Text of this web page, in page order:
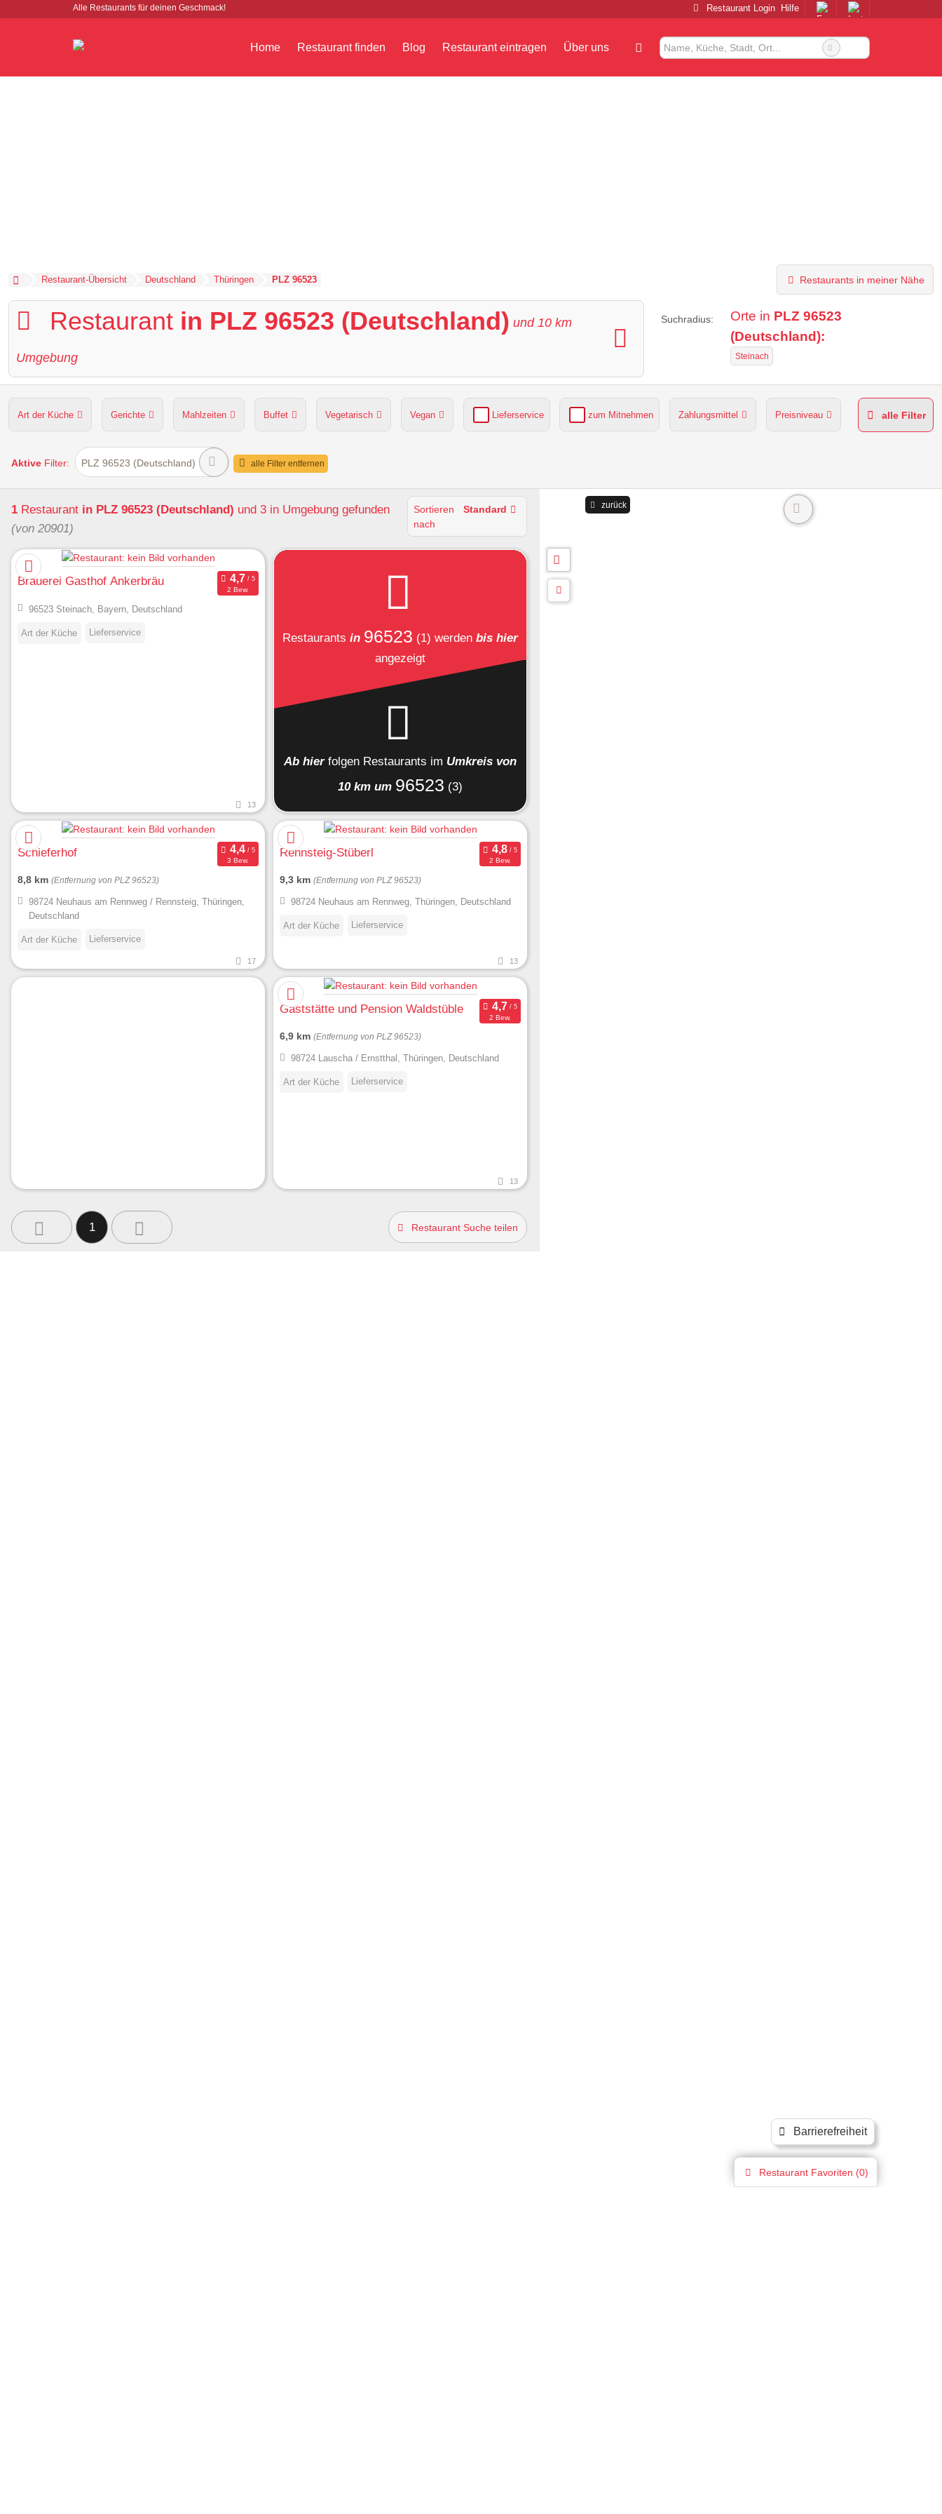
Alle Restaurants für deinen Geschmack!
Barrierefreiheit
Restaurant Login Hilfe
Home Restaurant finden Blog Restaurant eintragen Über uns
Restaurant-Übersicht Deutschland Thüringen PLZ 96523 Restaurants in meiner Nähe
Restaurant in PLZ 96523 (Deutschland) und 10 km
Umgebung
Suchradius: Orte in PLZ 96523
(Deutschland):
Steinach
Art der Küche Gerichte Mahlzeiten Buffet Vegetarisch Vegan Lieferservice zum Mitnehmen Zahlungsmittel Preisniveau
Hunde erlaubt Kapazität Sitzplätze im Freien
alle Filter
Aktive Filter: PLZ 96523 (Deutschland) alle Filter entfernen
1 Restaurant in PLZ 96523 (Deutschland) und 3 in Umgebung gefunden
(von 20901)
Sortieren
nach
Standard
Brauerei Gasthof Ankerbräu
2 Bew.
96523 Steinach, Bayern, Deutschland
Art der Küche Lieferservice
13
Restaurants in 96523 (1) werden bis hier
angezeigt
Ab hier folgen Restaurants im Umkreis von
10 km um 96523 (3)
Schieferhof
3 Bew.
8,8 km (Entfernung von PLZ 96523)
98724 Neuhaus am Rennweg / Rennsteig, Thüringen,
Deutschland
Art der Küche Lieferservice
17
Rennsteig-Stüberl
2 Bew.
9,3 km (Entfernung von PLZ 96523)
98724 Neuhaus am Rennweg, Thüringen, Deutschland
Art der Küche Lieferservice
13
Gaststätte und Pension Waldstüble
2 Bew.
6,9 km (Entfernung von PLZ 96523)
98724 Lauscha / Ernstthal, Thüringen, Deutschland
Art der Küche Lieferservice
13
1 Restaurant Suche teilen
Restaurant Favoriten (0)
zurück